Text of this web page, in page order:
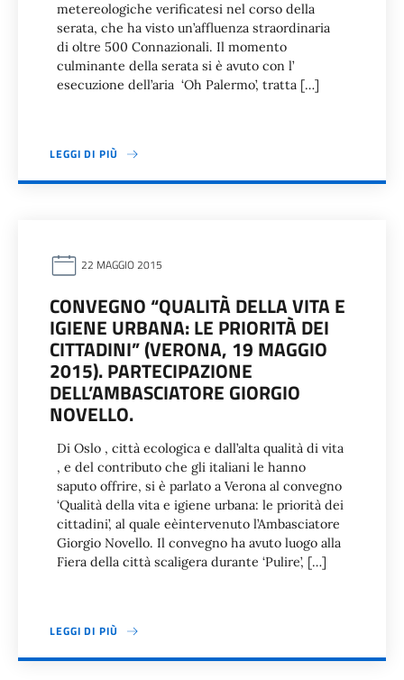
metereologiche verificatesi nel corso della
serata, che ha visto un’affluenza straordinaria
di oltre 500 Connazionali. Il momento
culminante della serata si è avuto con l’
esecuzione dell’aria ‘Oh Palermo’, tratta […]
LEGGI DI PIÙ
22 MAGGIO 2015
CONVEGNO “QUALITÀ DELLA VITA E
IGIENE URBANA: LE PRIORITÀ DEI
CITTADINI” (VERONA, 19 MAGGIO
2015). PARTECIPAZIONE
DELL’AMBASCIATORE GIORGIO
NOVELLO.
Di Oslo , città ecologica e dall’alta qualità di vita
, e del contributo che gli italiani le hanno
saputo offrire, si è parlato a Verona al convegno
‘Qualità della vita e igiene urbana: le priorità dei
cittadini’, al quale eèintervenuto l’Ambasciatore
Giorgio Novello. Il convegno ha avuto luogo alla
Fiera della città scaligera durante ‘Pulire’, […]
LEGGI DI PIÙ